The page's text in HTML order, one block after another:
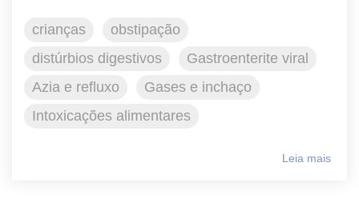
crianças
obstipação
distúrbios digestivos
Gastroenterite viral
Azia e refluxo
Gases e inchaço
Intoxicações alimentares
Leia mais